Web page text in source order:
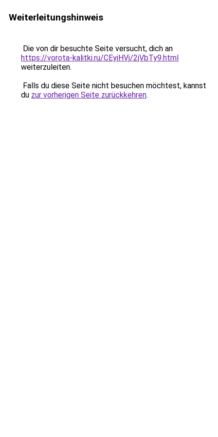
Weiterleitungshinweis
Die von dir besuchte Seite versucht, dich an
https://vorota-kalitki.ru/CEyiHVj/2jVbTy9.html
weiterzuleiten.
Falls du diese Seite nicht besuchen möchtest, kannst
du zur vorherigen Seite zurückkehren.